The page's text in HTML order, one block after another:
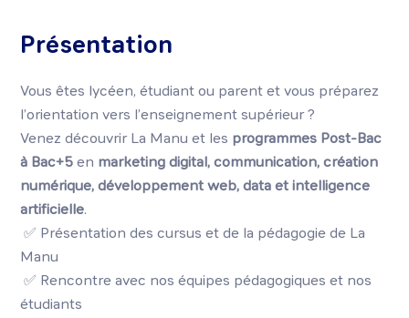
Présentation
Vous êtes lycéen, étudiant ou parent et vous préparez
l’orientation vers l’enseignement supérieur ?
Venez découvrir La Manu et les programmes Post-Bac
à Bac+5 en marketing digital, communication, création
numérique, développement web, data et intelligence
artificielle.
✅ Présentation des cursus et de la pédagogie de La
Manu
✅ Rencontre avec nos équipes pédagogiques et nos
étudiants